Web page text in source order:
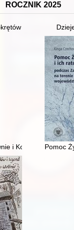
ROCZNIK 2025
podwodnych.
i KonowałachPomoc